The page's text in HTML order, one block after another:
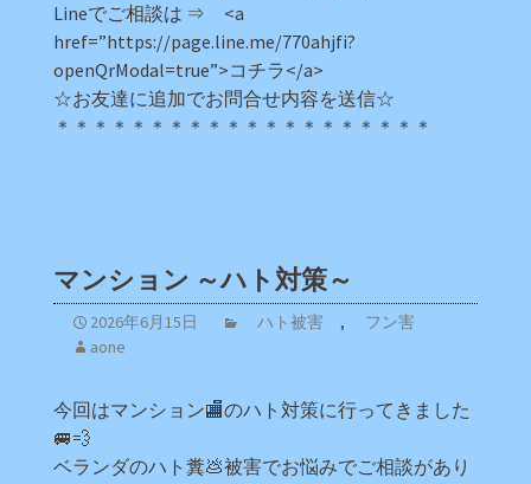
Lineでご相談は ⇒ <a
href=”https://page.line.me/770ahjfi?
openQrModal=true”>コチラ</a>
☆お友達に追加でお問合せ内容を送信☆
＊＊＊＊＊＊＊＊＊＊＊＊＊＊＊＊＊＊＊＊
マンション ～ハト対策～
2026年6月15日 ハト被害 ,
フン害
aone
今回はマンション🏬のハト対策に行ってきました
🚐💨
ベランダのハト糞💩被害でお悩みでご相談があり